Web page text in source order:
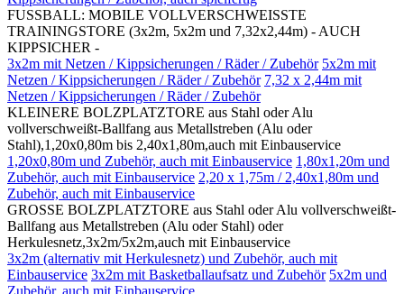
FUSSBALL: MOBILE VOLLVERSCHWEISSTE
TRAININGSTORE (3x2m, 5x2m und 7,32x2,44m) - AUCH
KIPPSICHER -
3x2m mit Netzen / Kippsicherungen / Räder / Zubehör 5x2m mit
Netzen / Kippsicherungen / Räder / Zubehör 7,32 x 2,44m mit
Netzen / Kippsicherungen / Räder / Zubehör
KLEINERE BOLZPLATZTORE aus Stahl oder Alu
vollverschweißt-Ballfang aus Metallstreben (Alu oder
Stahl),1,20x0,80m bis 2,40x1,80m,auch mit Einbauservice
1,20x0,80m und Zubehör, auch mit Einbauservice 1,80x1,20m und
Zubehör, auch mit Einbauservice 2,20 x 1,75m / 2,40x1,80m und
Zubehör, auch mit Einbauservice
GROSSE BOLZPLATZTORE aus Stahl oder Alu vollverschweißt-
Ballfang aus Metallstreben (Alu oder Stahl) oder
Herkulesnetz,3x2m/5x2m,auch mit Einbauservice
3x2m (alternativ mit Herkulesnetz) und Zubehör, auch mit
Einbauservice 3x2m mit Basketballaufsatz und Zubehör 5x2m und
Zubehör, auch mit Einbauservice